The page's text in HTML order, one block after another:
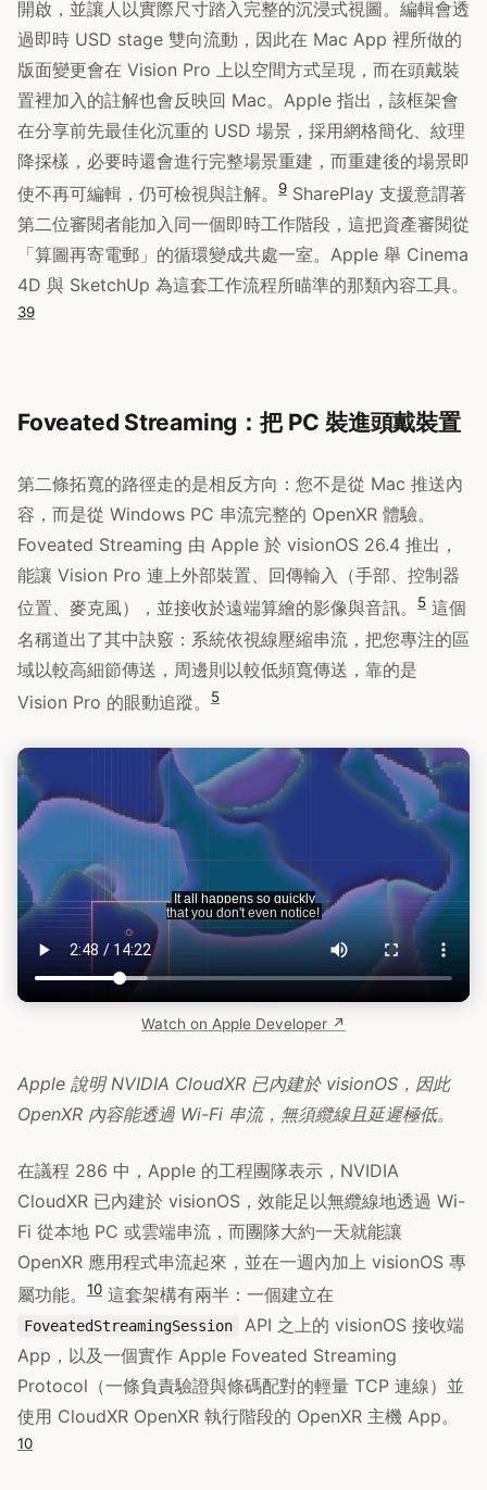
開啟，並讓人以實際尺寸踏入完整的沉浸式視圖。編輯會透
過即時 USD stage 雙向流動，因此在 Mac App 裡所做的
版面變更會在 Vision Pro 上以空間方式呈現，而在頭戴裝
置裡加入的註解也會反映回 Mac。Apple 指出，該框架會
在分享前先最佳化沉重的 USD 場景，採用網格簡化、紋理
降採樣，必要時還會進行完整場景重建，而重建後的場景即
使不再可編輯，仍可檢視與註解。
9 SharePlay 支援意謂著
第二位審閱者能加入同一個即時工作階段，這把資產審閱從
「算圖再寄電郵」的循環變成共處一室。Apple 舉 Cinema
4D 與 SketchUp 為這套工作流程所瞄準的那類內容工具。
39
Foveated Streaming：把 PC 裝進頭戴裝置
第二條拓寬的路徑走的是相反方向：您不是從 Mac 推送內
容，而是從 Windows PC 串流完整的 OpenXR 體驗。
Foveated Streaming 由 Apple 於 visionOS 26.4 推出，
能讓 Vision Pro 連上外部裝置、回傳輸入（手部、控制器
位置、麥克風），並接收於遠端算繪的影像與音訊。
5 這個
名稱道出了其中訣竅：系統依視線壓縮串流，把您專注的區
域以較高細節傳送，周邊則以較低頻寬傳送，靠的是
Vision Pro 的眼動追蹤。
5
Watch on Apple Developer ↗
Apple 說明 NVIDIA CloudXR 已內建於 visionOS，因此
OpenXR 內容能透過 Wi-Fi 串流，無須纜線且延遲極低。
在議程 286 中，Apple 的工程團隊表示，NVIDIA
CloudXR 已內建於 visionOS，效能足以無纜線地透過 Wi-
Fi 從本地 PC 或雲端串流，而團隊大約一天就能讓
OpenXR 應用程式串流起來，並在一週內加上 visionOS 專
屬功能。
10 這套架構有兩半：一個建立在
FoveatedStreamingSession
API 之上的 visionOS 接收端
App，以及一個實作 Apple Foveated Streaming
Protocol（一條負責驗證與條碼配對的輕量 TCP 連線）並
使用 CloudXR OpenXR 執行階段的 OpenXR 主機 App。
10